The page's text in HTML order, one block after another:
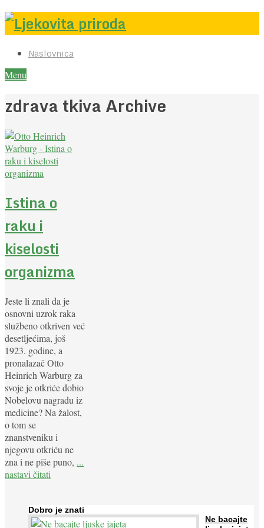
Naslovnica
Menu
zdrava tkiva Archive
Istina o
raku i
kiselosti
organizma
Jeste li znali da je
osnovni uzrok raka
službeno otkriven već
desetljećima, još
1923. godine, a
pronalazač Otto
Heinrich Warburg za
svoje je otkriće dobio
Nobelovu nagradu iz
medicine? Na žalost,
o tom se
znanstveniku i
njegovu otkriću ne
zna i ne piše puno, ...
nastavi čitati
Dobro je znati
Ne bacajte